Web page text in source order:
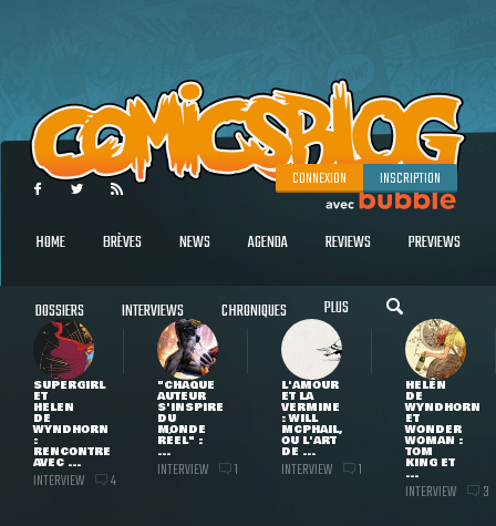
CONNEXION INSCRIPTION
HOME BRÈVES NEWS AGENDA REVIEWS PREVIEWS
DOSSIERS INTERVIEWS CHRONIQUES PLUS
SUPERGIRL
ET
HELEN
DE
WYNDHORN
:
RENCONTRE
AVEC ...
INTERVIEW 4
"CHAQUE
AUTEUR
S'INSPIRE
DU
MONDE
RÉEL" :
...
INTERVIEW 1
L'AMOUR
ET LA
VERMINE
: WILL
MCPHAIL,
OU L'ART
DE ...
INTERVIEW 1
HELEN
DE
WYNDHORN
ET
WONDER
WOMAN :
TOM
KING ET
...
INTERVIEW 3